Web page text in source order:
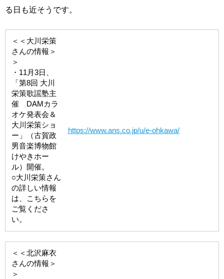
る日も近そうです。
＜＜大川栄策
さんの情報＞
＞
・11月3日、
「第8回 大川
栄策歌謡塾主
催 DAMカラ
オケ発表会＆
大川栄策ショ
ー」（古賀政
男音楽博物館
けやきホー
ル）開催。
○大川栄策さん
の詳しい情報
は、こちらを
ご覧くださ
い。
https://www.ans.co.jp/u/e-ohkawa/
＜＜北沢麻衣
さんの情報＞
＞